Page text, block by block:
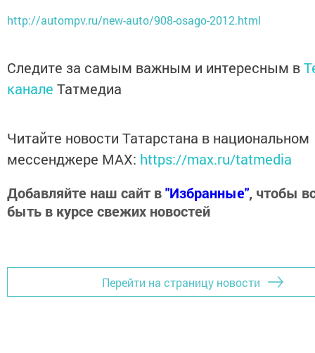
http://autompv.ru/new-auto/908-osago-2012.html
Следите за самым важным и интересным в
канале Татмедиа
Читайте новости Татарстана в национальном
мессенджере MАХ: https://max.ru/tatmedia
Добавляйте наш сайт в"Избранные", чтобы
быть в курсе свежих новостей
Перейти на страницу новости